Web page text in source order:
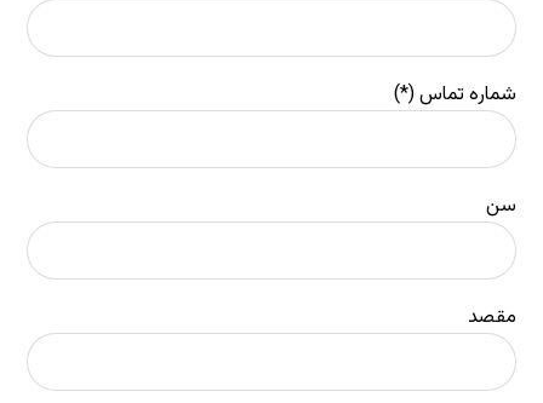
شماره تماس (*)
سن
مقصد